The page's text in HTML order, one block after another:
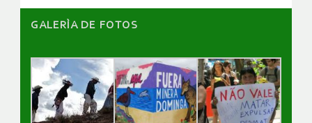
GALERÌA DE FOTOS